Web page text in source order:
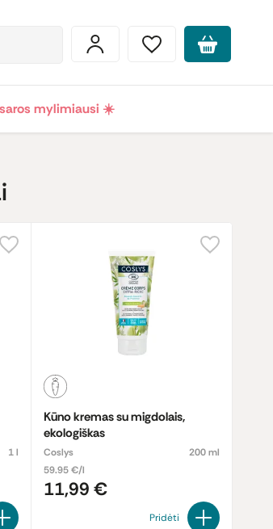
mylimiausi ☀️
1 l
Kūno kremas su migdolais,
ekologiškas
Coslys
200 ml
59.95 €/l
11,99 €
Pridėti